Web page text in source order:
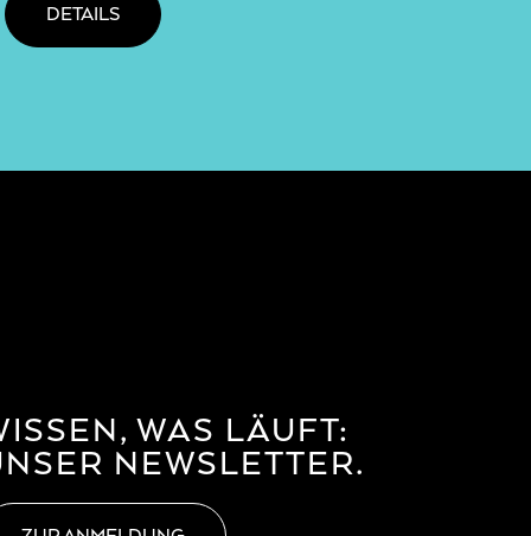
DETAILS
WAS LÄUFT:
NEWSLETTER.